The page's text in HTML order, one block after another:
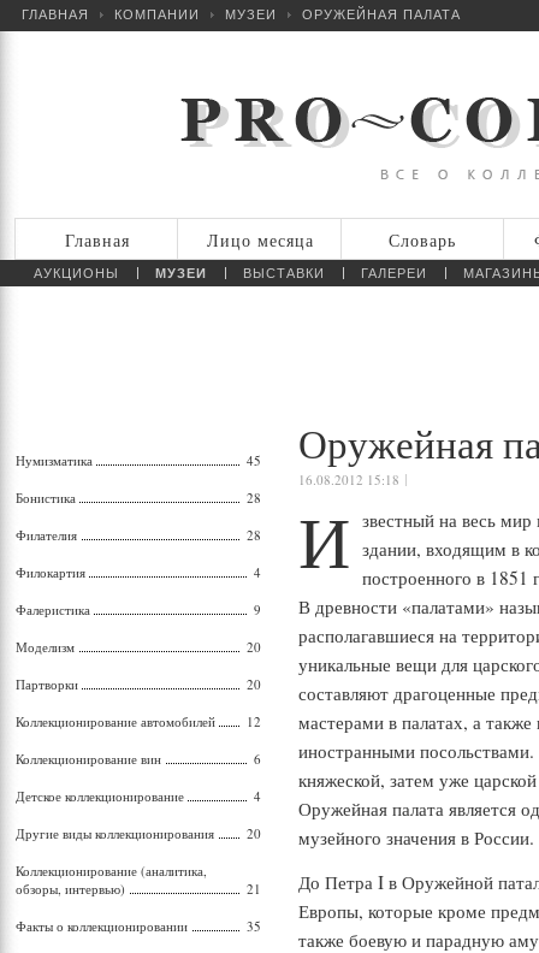
ГЛАВНАЯ КОМПАНИИ МУЗЕИ ОРУЖЕЙНАЯ ПАЛАТА
Главная Лицо месяца Словарь
АУКЦИОНЫ МУЗЕИ ВЫСТАВКИ ГАЛЕРЕИ
Оружейная
16.08.2012 15:18
И звестный на весь
здании, входящим в
построенного в
В древности «палатами»
располагавшиеся на
уникальные вещи для
составляют драгоценные
мастерами в палатах, а
иностранными посольствами.
княжеской, затем уже
Оружейная палата является
музейного значения в России.
До Петра I в Оружейной
Европы, которые кроме
также боевую и парадную
Нумизматика 45
Бонистика 28
Филателия 28
Филокартия 4
Фалеристика 9
Моделизм 20
Партворки 20
Коллекционирование автомобилей 12
Коллекционирование вин 6
Детское коллекционирование 4
Другие виды коллекционирования 20
Коллекционирование (аналитика,
обзоры, интервью)
21
Факты о коллекционировании 35